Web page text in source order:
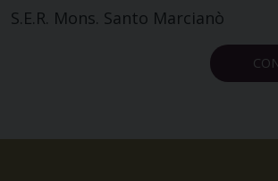
S.E.R. Mons. Santo Marcianò